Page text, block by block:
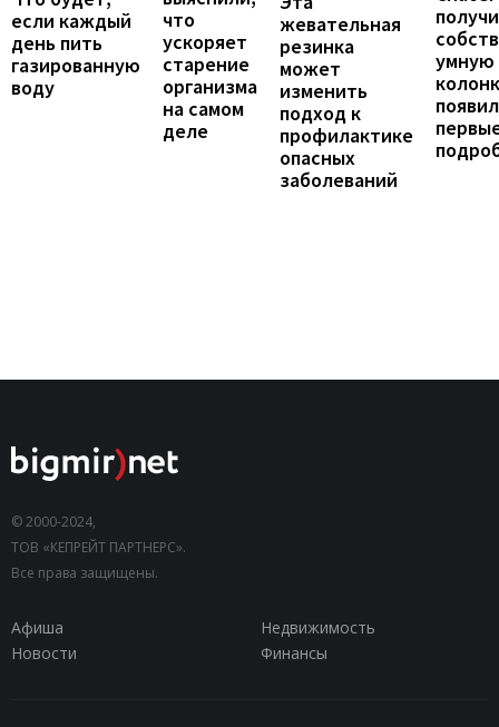
если каждый
день пить
газированную
воду
что
ускоряет
старение
организма
на самом
деле
жевательная
резинка
может
изменить
подход к
профилактике
опасных
заболеваний
умную
© 2000-2024,
ТОВ «КЕПРЕЙТ ПАРТНЕРС».
Все права защищены.
Афиша
Недвижимость
Новости
Финансы